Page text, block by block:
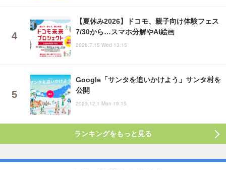
【夏休み2026】ドコモ、親子向け体験フェス
7/30から…スマホ分解やAI絵画
2026.7.15 Wed 13:15
Google「サンタを追いかけよう」サンタ村を
公開
2025.12.1 Mon 19:15
ランキングをもっと見る